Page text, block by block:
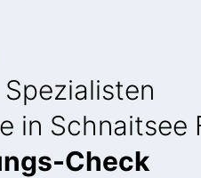
in Schnaitsee
Check